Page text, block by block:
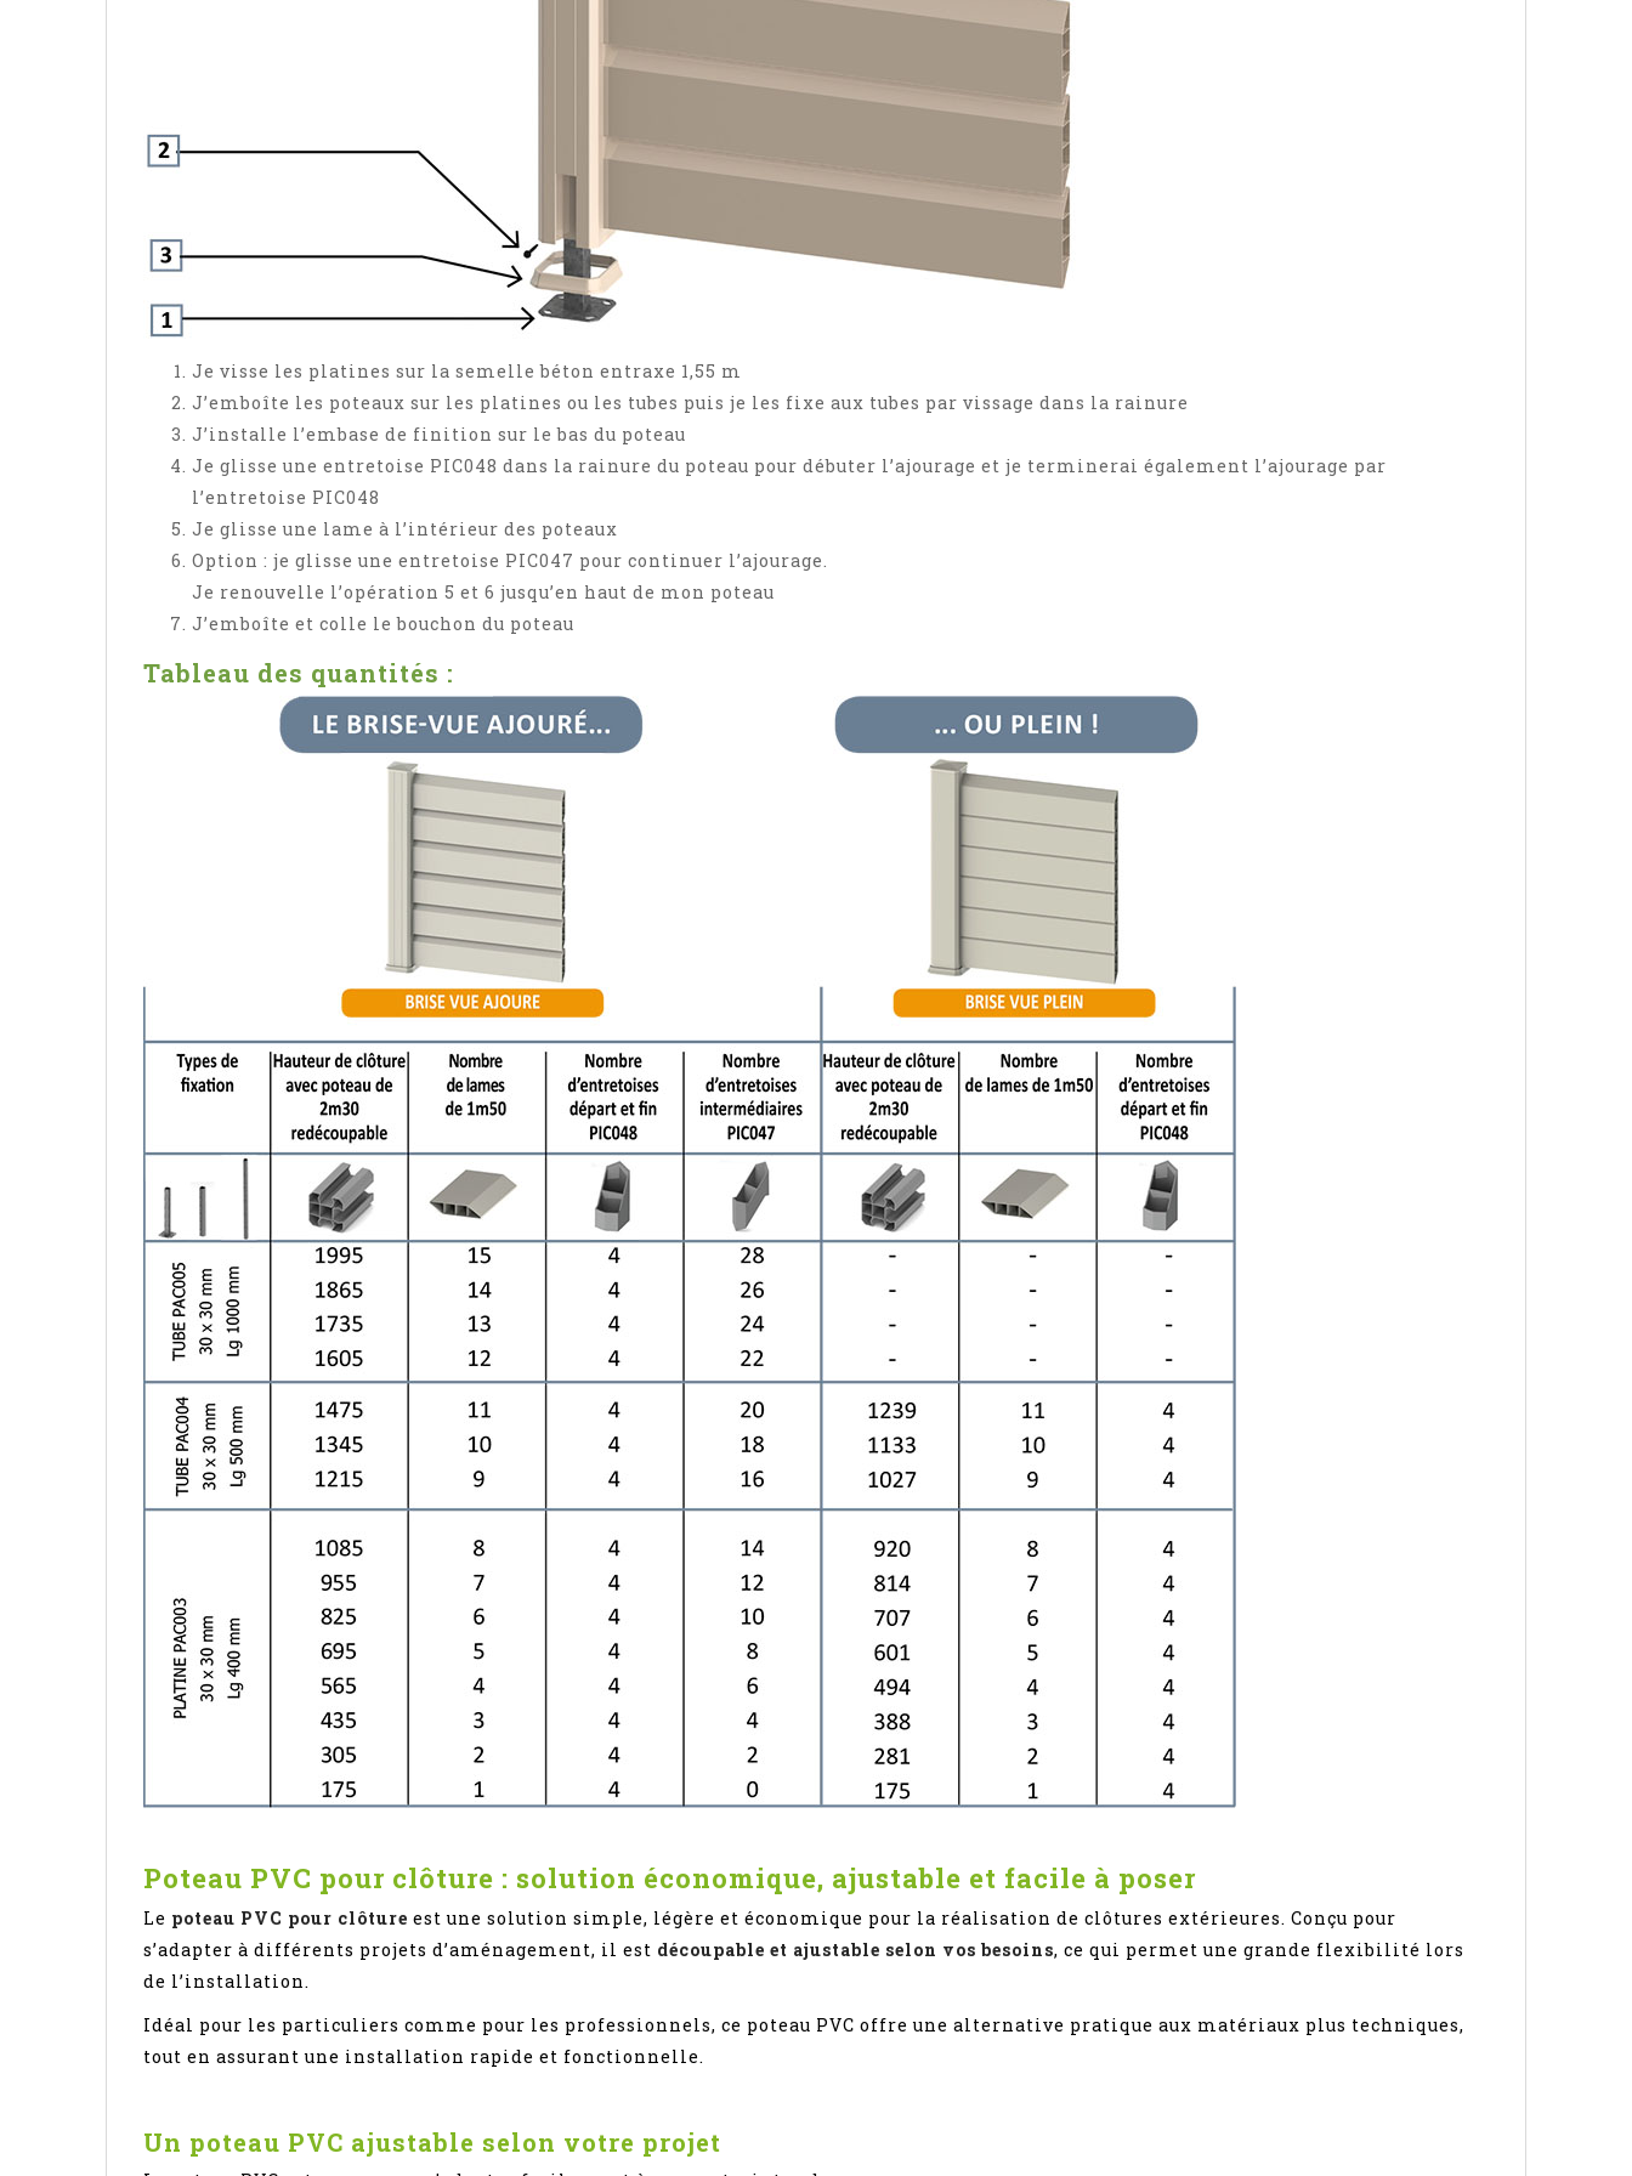
Je visse les platines sur la semelle béton entraxe 1,55 m
J’emboîte les poteaux sur les platines ou les tubes puis je les fixe aux tubes par vissage dans la rainure
J’installe l’embase de finition sur le bas du poteau
Je glisse une entretoise PIC048 dans la rainure du poteau pour débuter l’ajourage et je terminerai également l’ajourage par
l’entretoise PIC048
Je glisse une lame à l’intérieur des poteaux
Option : je glisse une entretoise PIC047 pour continuer l’ajourage.
Je renouvelle l’opération 5 et 6 jusqu’en haut de mon poteau
J’emboîte et colle le bouchon du poteau
Tableau des quantités :
Poteau PVC pour clôture : solution économique, ajustable et facile à poser
Le poteau PVC pour clôture est une solution simple, légère et économique pour la réalisation de clôtures extérieures. Conçu pour
s’adapter à différents projets d’aménagement, il est découpable et ajustable selon vos besoins, ce qui permet une grande flexibilité lors
de l’installation.
Idéal pour les particuliers comme pour les professionnels, ce poteau PVC offre une alternative pratique aux matériaux plus techniques,
tout en assurant une installation rapide et fonctionnelle.
Un poteau PVC ajustable selon votre projet